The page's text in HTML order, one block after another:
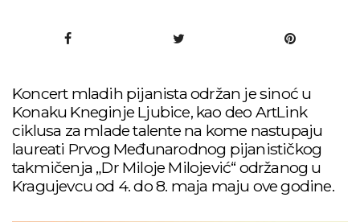
Koncert mladih pijanista održan je sinoć u
Konaku Kneginje Ljubice, kao deo ArtLink
ciklusa za mlade talente na kome nastupaju
laureati Prvog Međunarodnog pijanističkog
takmičenja „Dr Miloje Milojević“ održanog u
Kragujevcu od 4. do 8. maja maju ove godine.